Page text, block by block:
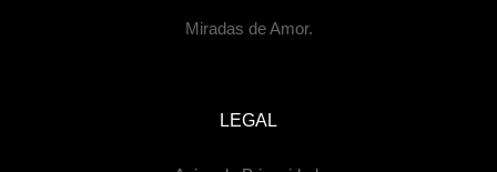
Miradas de Amor.
LEGAL